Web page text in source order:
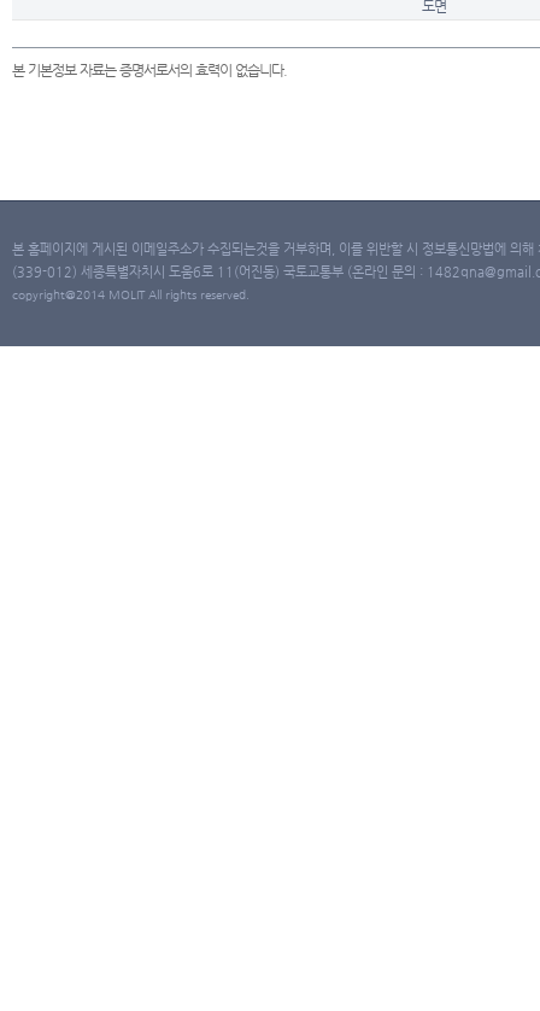
도면
본 기본정보 자료는 증명서로서의 효력이 없습니다.
본 홈페이지에 게시된 이메일주소가 수집되는것을 거부하며, 이를 위반할 시 정보통신망법에 의
(339-012) 세종특별자치시 도움6로 11(어진동) 국토교통부 (온라인 문의 :
copyright@2014 MOLIT All rights reserved.